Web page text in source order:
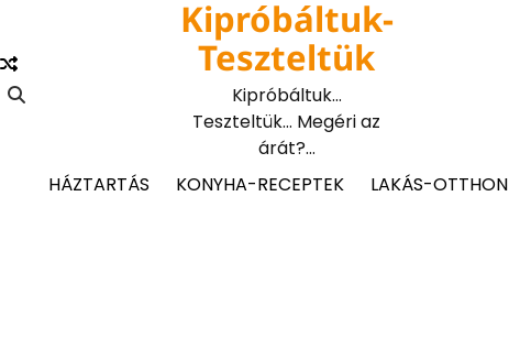
content
Kipróbáltuk-
Teszteltük
Kipróbáltuk…
Teszteltük… Megéri az
árát?…
HÁZTARTÁS
KONYHA-RECEPTEK LAKÁS-OTTHON